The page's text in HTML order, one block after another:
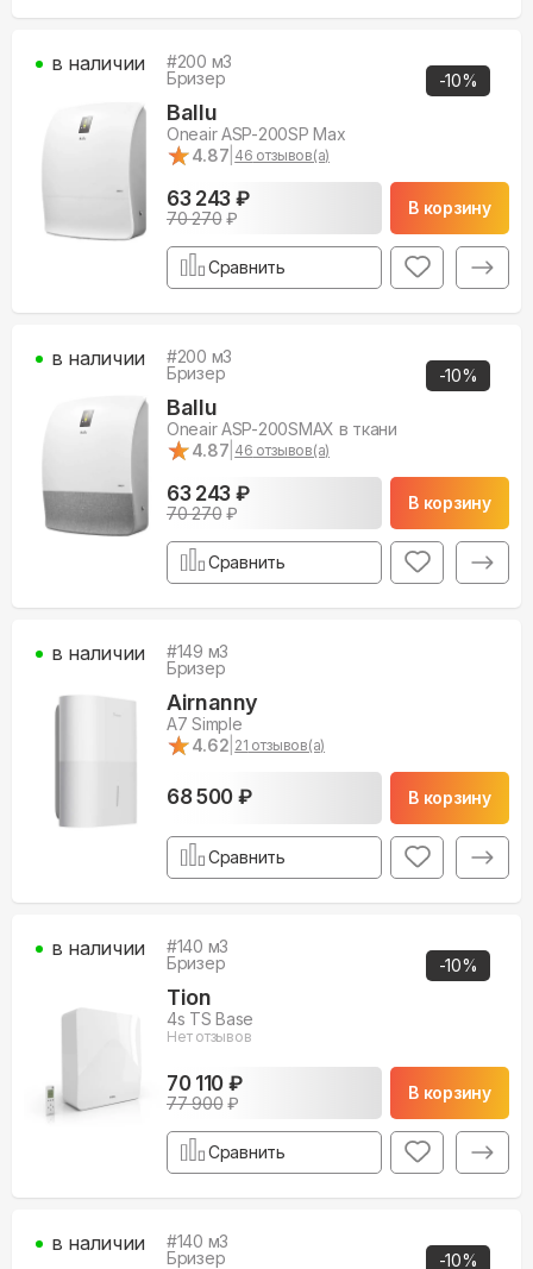
-10%
#200 м3
Бризер
Ballu
Oneair ASP-200SP Max
★
★4.87 46 отзывов(а)
63 243 ₽
70 270₽
В корзину
в наличии
Сравнить
-10%
#200 м3
Бризер
Ballu
Oneair ASP-200SMAX в ткани
★
★4.87 46 отзывов(а)
63 243 ₽
70 270₽
В корзину
в наличии
Сравнить
#149 м3
Бризер
Airnanny
A7 Simple
★
★4.62 21 отзывов(а)
68 500 ₽ В корзину
в наличии
Сравнить
-10%
#140 м3
Бризер
Tion
4s TS Base
Нет отзывов
70 110 ₽
77 900₽
В корзину
в наличии
Сравнить
-10%
#140 м3
Бризер
в наличии